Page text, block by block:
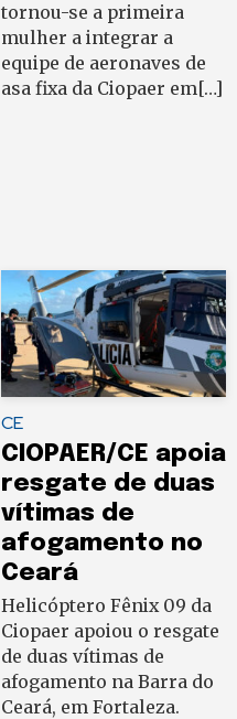
tornou-se a primeira
mulher a integrar a
equipe de aeronaves de
asa fixa da Ciopaer em[…]
CE
CIOPAER/CE apoia
resgate de duas
vítimas de
afogamento no
Ceará
Helicóptero Fênix 09 da
Ciopaer apoiou o resgate
de duas vítimas de
afogamento na Barra do
Ceará, em Fortaleza.